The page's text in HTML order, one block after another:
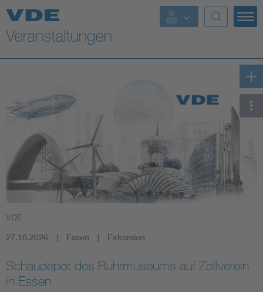
Top Themen
Fokusthemen
Energy
AI & Digital Trust
Health
Mobility
Assisted Living
VDE
27.10.2026 Essen Exkursion
Schaudepot des Ruhrmuseums auf Zollverein
in Essen